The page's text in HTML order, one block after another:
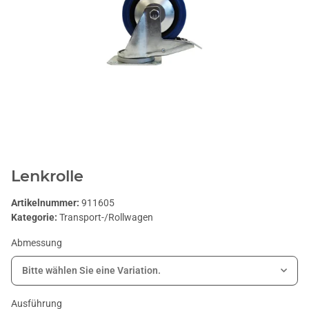
Lenkrolle
Artikelnummer: 911605
Kategorie: Transport-/Rollwagen
Abmessung
Bitte wählen Sie eine Variation.
Ausführung